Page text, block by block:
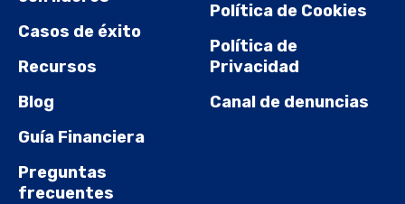
Casos de éxito
Recursos
Blog
Guía Financiera
Preguntas
frecuentes
Política de Cookies
Política de
Privacidad
Canal de denuncias